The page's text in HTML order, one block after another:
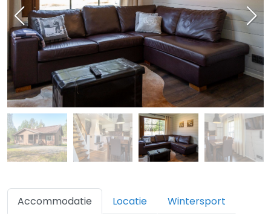
Accommodatie Locatie Wintersport